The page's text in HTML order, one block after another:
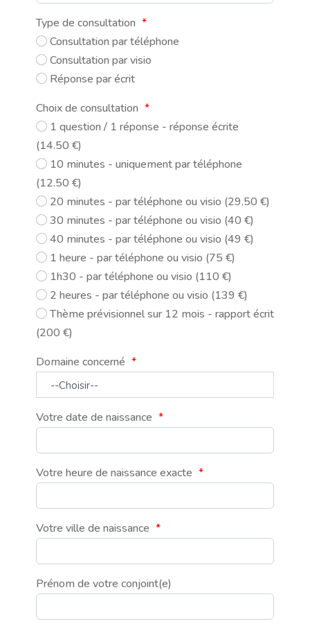
Type de consultation *
Consultation par téléphone
Consultation par visio
Réponse par écrit
Choix de consultation *
1 question / 1 réponse - réponse écrite
(14.50 €)
10 minutes - uniquement par téléphone
(12.50 €)
20 minutes - par téléphone ou visio (29.50 €)
30 minutes - par téléphone ou visio (40 €)
40 minutes - par téléphone ou visio (49 €)
1 heure - par téléphone ou visio (75 €)
1h30 - par téléphone ou visio (110 €)
2 heures - par téléphone ou visio (139 €)
Thème prévisionnel sur 12 mois - rapport écrit
(200 €)
Domaine concerné *
Votre date de naissance *
Votre heure de naissance exacte *
Votre ville de naissance *
Prénom de votre conjoint(e)